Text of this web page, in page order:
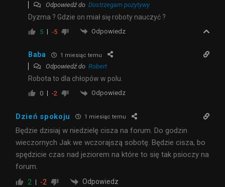
Odpowiedź do Dostrzegam pozytywy
Dyzma ? Gdzie on miał się roboty nauczyć ?
5 -5 Odpowiedz
Baba 1 miesiąc temu
Odpowiedź do Robert
Robota to dla chłopów w polu.
0 -2 Odpowiedz
Dzień spokoju 1 miesiąc temu
Będzie dzisiaj w niedzielę cisza na forum. Do godzin
wieczornych Jak we wczorajszą sobotę. Będzie cisza, bo
spędzicie czas nad jeziorem na które to się tak psioczy na
forum.
2 -2 Odpowiedz